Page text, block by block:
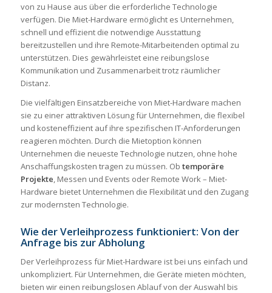
von zu Hause aus über die erforderliche Technologie
verfügen. Die Miet-Hardware ermöglicht es Unternehmen,
schnell und effizient die notwendige Ausstattung
bereitzustellen und ihre Remote-Mitarbeitenden optimal zu
unterstützen. Dies gewährleistet eine reibungslose
Kommunikation und Zusammenarbeit trotz räumlicher
Distanz.
Die vielfältigen Einsatzbereiche von Miet-Hardware machen
sie zu einer attraktiven Lösung für Unternehmen, die flexibel
und kosteneffizient auf ihre spezifischen IT-Anforderungen
reagieren möchten. Durch die Mietoption können
Unternehmen die neueste Technologie nutzen, ohne hohe
Anschaffungskosten tragen zu müssen. Ob temporäre
Projekte, Messen und Events oder Remote Work – Miet-
Hardware bietet Unternehmen die Flexibilität und den Zugang
zur modernsten Technologie.
Wie der Verleihprozess funktioniert: Von der
Anfrage bis zur Abholung
Der Verleihprozess für Miet-Hardware ist bei uns einfach und
unkompliziert. Für Unternehmen, die Geräte mieten möchten,
bieten wir einen reibungslosen Ablauf von der Auswahl bis